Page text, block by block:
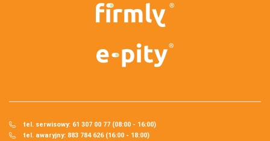
tel. serwisowy: 61 307 00 77 (08:00 - 16:00)
tel. awaryjny: 883 784 626 (16:00 - 18:00)